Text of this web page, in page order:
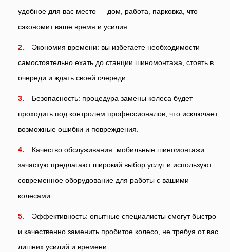
удобное для вас место — дом, работа, парковка, что
сэкономит ваше время и усилия.
Экономия времени: вы избегаете необходимости
самостоятельно ехать до станции шиномонтажа, стоять в
очереди и ждать своей очереди.
Безопасность: процедура замены колеса будет
проходить под контролем профессионалов, что исключает
возможные ошибки и повреждения.
Качество обслуживания: мобильные шиномонтажи
зачастую предлагают широкий выбор услуг и используют
современное оборудование для работы с вашими
колесами.
Эффективность: опытные специалисты смогут быстро
и качественно заменить пробитое колесо, не требуя от вас
лишних усилий и времени.